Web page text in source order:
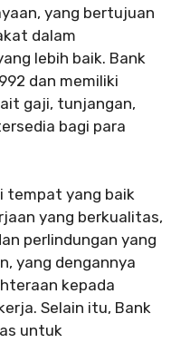
yang bertujuan
dalam
lebih baik. Bank
dan memiliki
gaji, tunjangan,
bagi para
tempat yang baik
yang berkualitas,
perlindungan yang
yang dengannya
kepada
Selain itu, Bank
untuk